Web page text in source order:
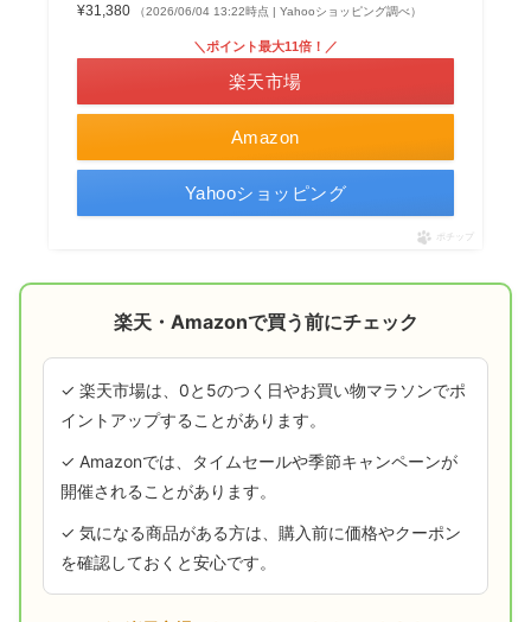
¥31,380
（2026/06/04 13:22時点 | Yahooショッピング調べ）
Amazon
＼ポイント最大11倍！／
楽天市場
Yahooショッピング
ポチップ
楽天・Amazonで買う前にチェック
✓ 楽天市場は、0と5のつく日やお買い物マラソンでポ
イントアップすることがあります。
✓ Amazonでは、タイムセールや季節キャンペーンが
開催されることがあります。
✓ 気になる商品がある方は、購入前に価格やクーポン
を確認しておくと安心です。